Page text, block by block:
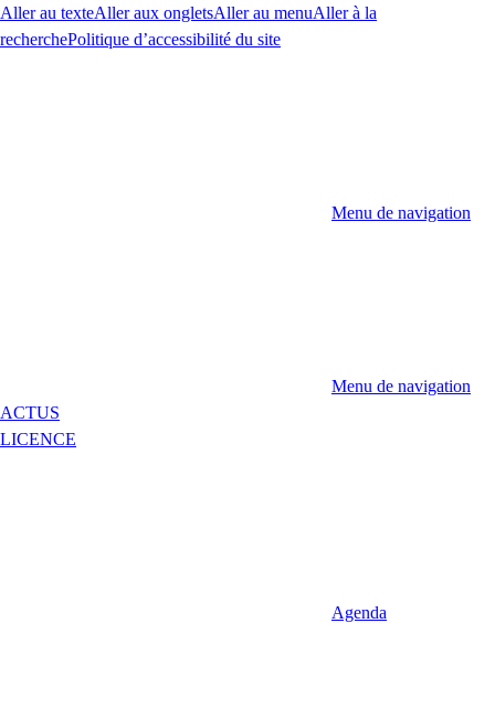
Aller au texteAller aux ongletsAller au menuAller à la
recherchePolitique d’accessibilité du site
Menu de navigation
Menu de navigation
ACTUS
LICENCE
Agenda